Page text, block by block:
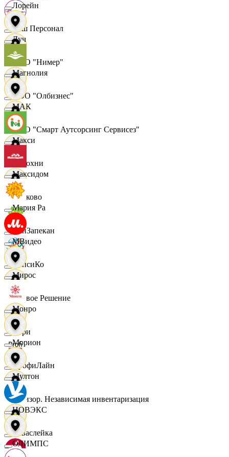
Ваш Персонал
ООО "Нимер"
ООО "Олбизнес"
ООО "Смарт Аутсорсинг Сервисез"
Отдохни
Очаково
ПанЗапекан
ПепсиКо
Первое Решение
Пери
ПрофиЛайн
Ревизор. Независимая инвентаризация
Саваслейка
Лорейн
Луч
Магнолия
МАК
Макси
Максидом
Мария Ра
МВидео
Мирос
Монро
Морион
Мултон
НОВЭКС
ОЛИМПС